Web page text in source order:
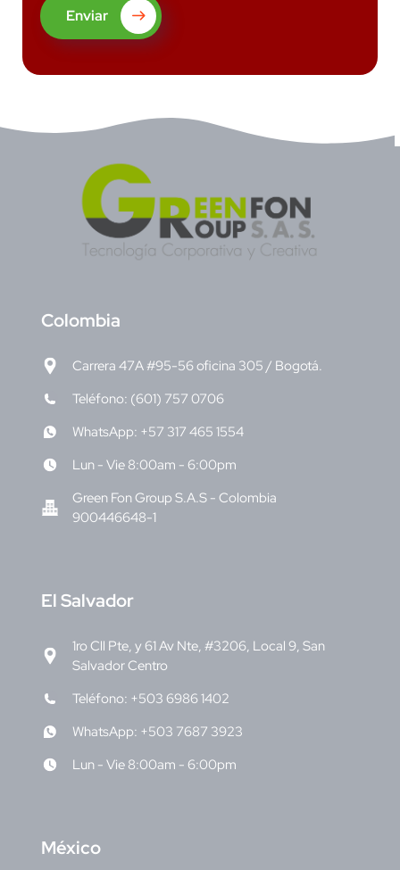
Enviar
Colombia
Carrera 47A #95-56 oficina 305 / Bogotá.
Teléfono: (601) 757 0706
WhatsApp: +57 317 465 1554
Lun - Vie 8:00am - 6:00pm
Green Fon Group S.A.S - Colombia
900446648-1
El Salvador
1ro Cll Pte, y 61 Av Nte, #3206, Local 9, San
Salvador Centro
Teléfono: +503 6986 1402
WhatsApp: +503 7687 3923
Lun - Vie 8:00am - 6:00pm
México